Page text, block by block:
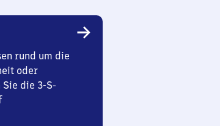
rund um die
oder
die 3-S-